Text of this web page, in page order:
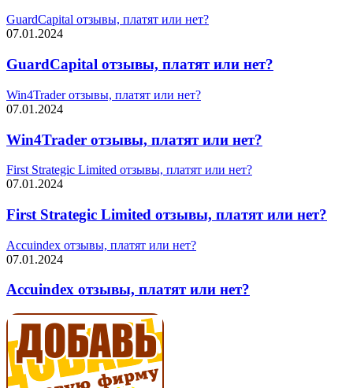
GuardCapital отзывы, платят или нет?
07.01.2024
GuardCapital отзывы, платят или нет?
Win4Trader отзывы, платят или нет?
07.01.2024
Win4Trader отзывы, платят или нет?
First Strategic Limited отзывы, платят или нет?
07.01.2024
First Strategic Limited отзывы, платят или нет?
Accuindex отзывы, платят или нет?
07.01.2024
Accuindex отзывы, платят или нет?